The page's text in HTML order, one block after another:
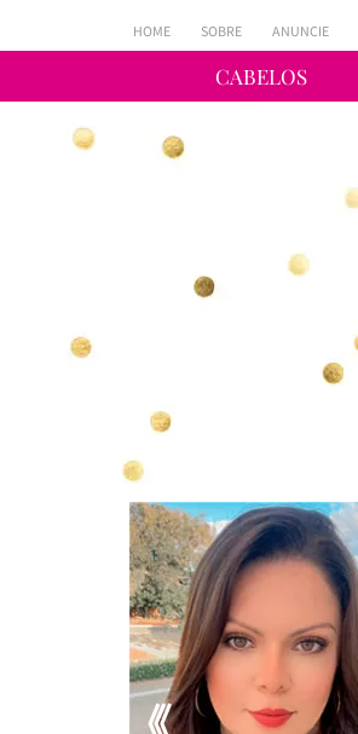
CABELOS
HOME SOBRE ANUNCIE